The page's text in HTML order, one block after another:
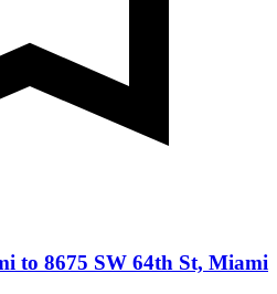
to 8675 SW 64th St, Miami